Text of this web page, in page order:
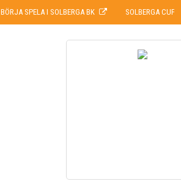
BÖRJA SPELA I SOLBERGA BK SOLBERGA CUP